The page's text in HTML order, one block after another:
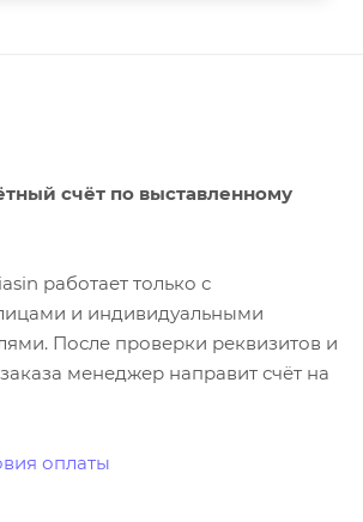
счёт по выставленному
работает только с
и индивидуальными
После проверки реквизитов и
менеджер направит счёт на
оплаты